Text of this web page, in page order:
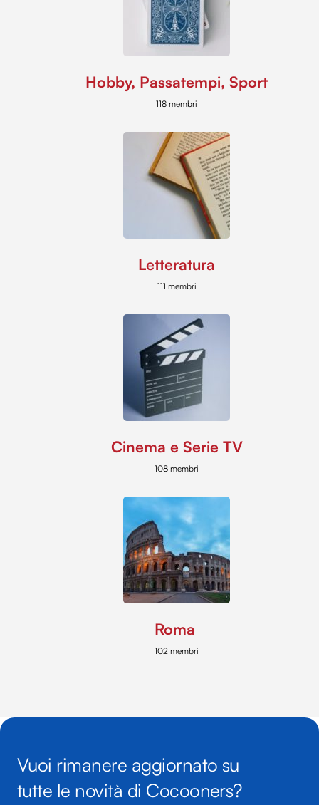
Hobby, Passatempi, Sport
118 membri
Letteratura
111 membri
Cinema e Serie TV
108 membri
Roma
102 membri
Vuoi rimanere aggiornato su
tutte le novità di Cocooners?